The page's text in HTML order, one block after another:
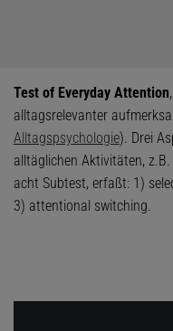
Test of Everyday Attention
alltagsrelevanter
Alltagspsychologie). Drei
alltäglichen Aktivitäten,
acht Subtest, erfaßt: 1)
3) attentional switching.